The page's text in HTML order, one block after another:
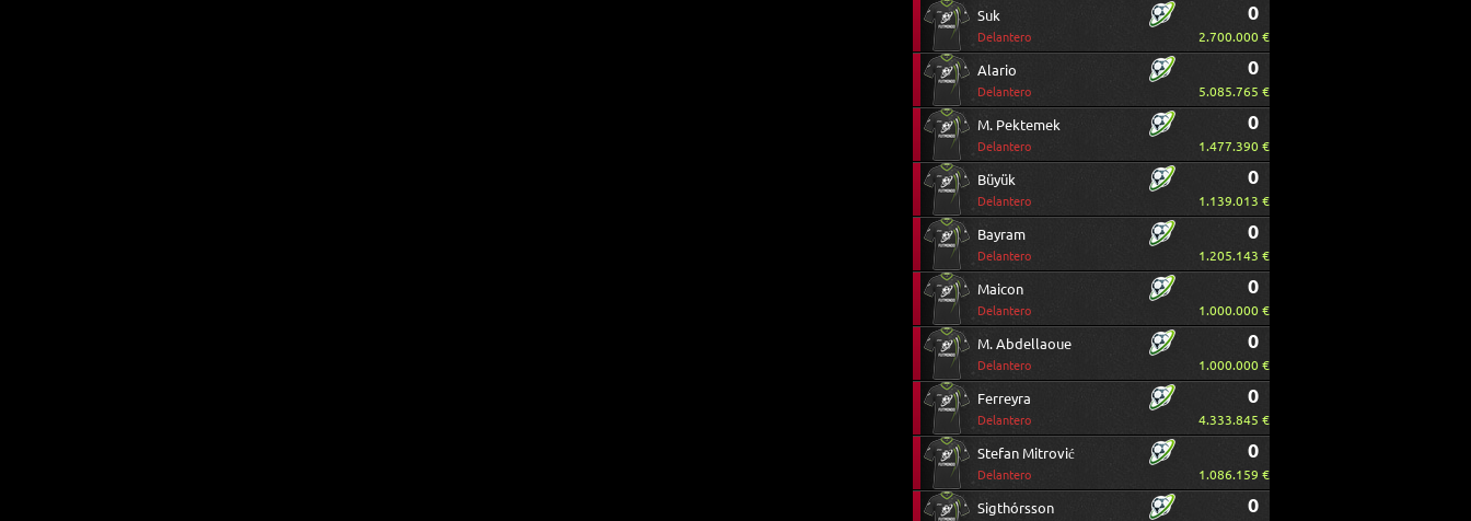
Suk
Delantero
0
2.700.000 €
Alario
Delantero
0
5.085.765 €
M. Pektemek
Delantero
0
1.477.390 €
Büyük
Delantero
0
1.139.013 €
Bayram
Delantero
0
1.205.143 €
Maicon
Delantero
0
1.000.000 €
M. Abdellaoue
Delantero
0
1.000.000 €
Ferreyra
Delantero
0
4.333.845 €
Stefan Mitrović
Delantero
0
1.086.159 €
Sigthórsson 0